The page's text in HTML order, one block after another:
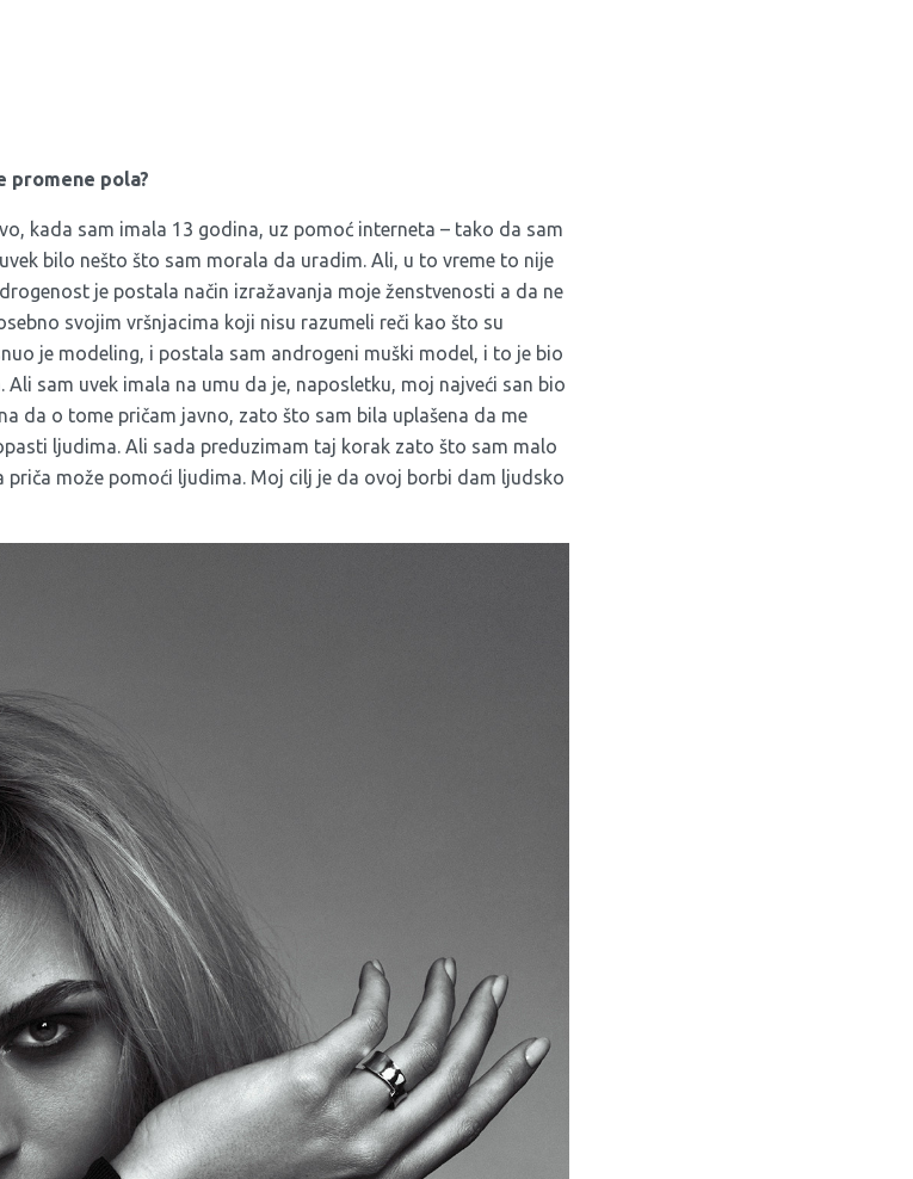
promene pola?
kada sam imala 13 godina, uz pomoć interneta – tako da sam
bilo nešto što sam morala da uradim. Ali, u to vreme to nije
je postala način izražavanja moje ženstvenosti a da ne
svojim vršnjacima koji nisu razumeli reči kao što su
je modeling, i postala sam androgeni muški model, i to je bio
sam uvek imala na umu da je, naposletku, moj najveći san bio
da o tome pričam javno, zato što sam bila uplašena da me
ljudima. Ali sada preduzimam taj korak zato što sam malo
može pomoći ljudima. Moj cilj je da ovoj borbi dam ljudsko